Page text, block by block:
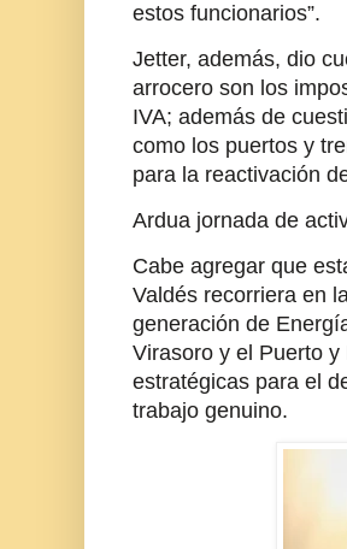
estos funcionarios”.
Jetter, además, dio
arrocero son los
IVA; además de
como los puertos y
para la reactivación
Ardua jornada de
Cabe agregar que
Valdés recorriera en
generación de
Virasoro y el Puerto
estratégicas para el
trabajo genuino.